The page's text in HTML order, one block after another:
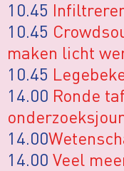
10.45
10.45
maken licht
10.45
14.00 Ronde
14.00
14.00 Veel